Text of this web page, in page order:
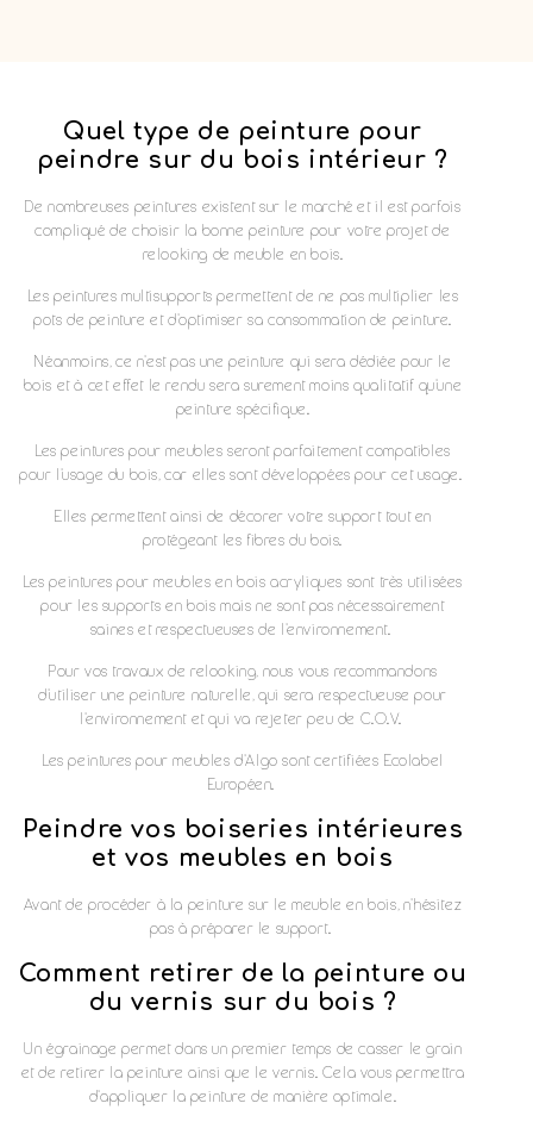
Quel type de peinture pour
peindre sur du bois intérieur ?
De nombreuses peintures existent sur le marché et il est parfois
compliqué de choisir la bonne peinture pour votre projet de
relooking de meuble en bois.
Les peintures multisupports permettent de ne pas multiplier les
pots de peinture et d'optimiser sa consommation de peinture.
Néanmoins, ce n'est pas une peinture qui sera dédiée pour le
bois et à cet effet le rendu sera surement moins qualitatif qu'une
peinture spécifique.
Les peintures pour meubles seront parfaitement compatibles
pour l'usage du bois, car elles sont développées pour cet usage.
Elles permettent ainsi de décorer votre support tout en
protégeant les fibres du bois.
Les peintures pour meubles en bois acryliques sont très utilisées
pour les supports en bois mais ne sont pas nécessairement
saines et respectueuses de l'environnement.
Pour vos travaux de relooking, nous vous recommandons
d'utiliser une peinture naturelle, qui sera respectueuse pour
l'environnement et qui va rejeter peu de C.O.V.
Les peintures pour meubles d'Algo sont certifiées Ecolabel
Européen.
Peindre vos boiseries intérieures
et vos meubles en bois
Avant de procéder à la peinture sur le meuble en bois, n'hésitez
pas à préparer le support.
Comment retirer de la peinture ou
du vernis sur du bois ?
Un égrainage permet dans un premier temps de casser le grain
et de retirer la peinture ainsi que le vernis. Cela vous permettra
d'appliquer la peinture de manière optimale.